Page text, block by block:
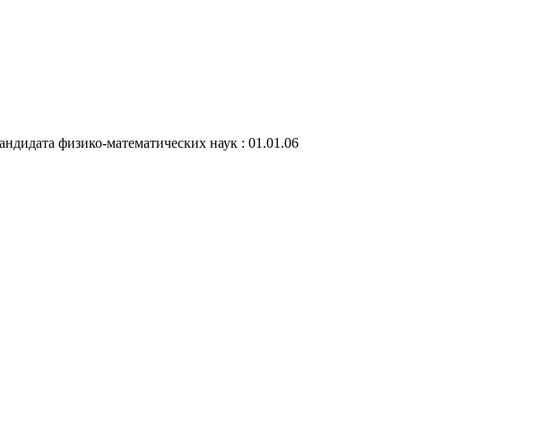
физико-математических наук : 01.01.06